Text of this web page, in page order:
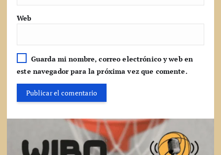
Web
Guarda mi nombre, correo electrónico y web en
este navegador para la próxima vez que comente.